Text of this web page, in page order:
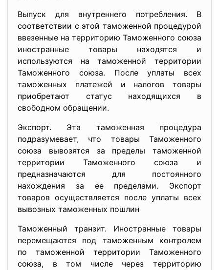
Выпуск для внутреннего потребления. В
соответствии с этой таможенной процедурой
ввезенные на территорию Таможенного союза
иностранные товары находятся и
используются на таможенной территории
Таможенного союза. После уплаты всех
таможенных платежей и налогов товары
приобретают статус находящихся в
свободном обращении.
Экспорт. Эта таможенная процедура
подразумевает, что товары Таможенного
союза вывозятся за пределы таможенной
территории Таможенного союза и
предназначаются для постоянного
нахождения за ее пределами. Экспорт
товаров осуществляется после уплаты всех
вывозных таможенных пошлин
Таможенный транзит. Иностранные товары
перемещаются под таможенным контролем
по таможенной территории Таможенного
союза, в том числе через территорию